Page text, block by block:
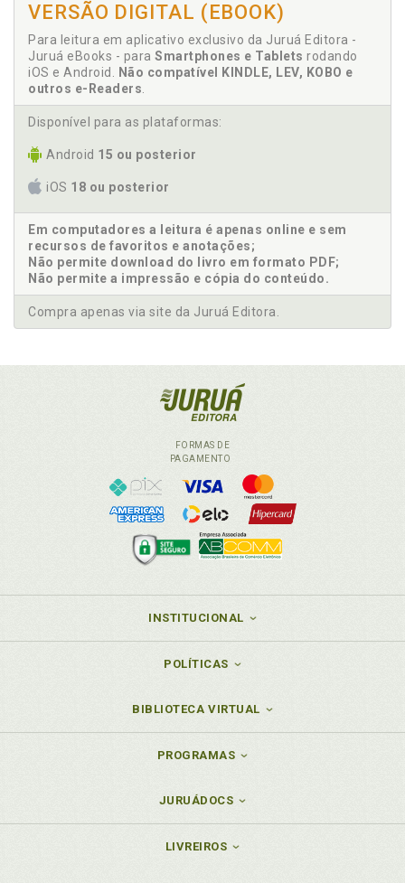
VERSÃO DIGITAL (EBOOK)
Para leitura em aplicativo exclusivo da Juruá Editora -
Juruá eBooks - para Smartphones e Tablets rodando
iOS e Android.
Não compatível KINDLE, LEV, KOBO e
outros e-Readers
Disponível para as plataformas:
Android 15 ou posterior
iOS 18 ou posterior
Em computadores a leitura é apenas online e sem
recursos de favoritos e anotações;
Não permite download do livro em formato PDF;
Não permite a impressão e cópia do conteúdo.
Compra apenas via site da Juruá Editora.
FORMAS DE
PAGAMENTO
INSTITUCIONAL
POLÍTICAS
BIBLIOTECA VIRTUAL
PROGRAMAS
JURUÁDOCS
LIVREIROS